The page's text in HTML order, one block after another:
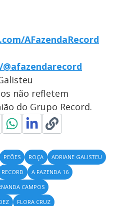
AFazendaRecord
não refletem
do Grupo Record.
PEÕES ROÇA
ADRIANE GALISTEU
RECORD
A FAZENDA 16
CAMPOS
FLORA CRUZ